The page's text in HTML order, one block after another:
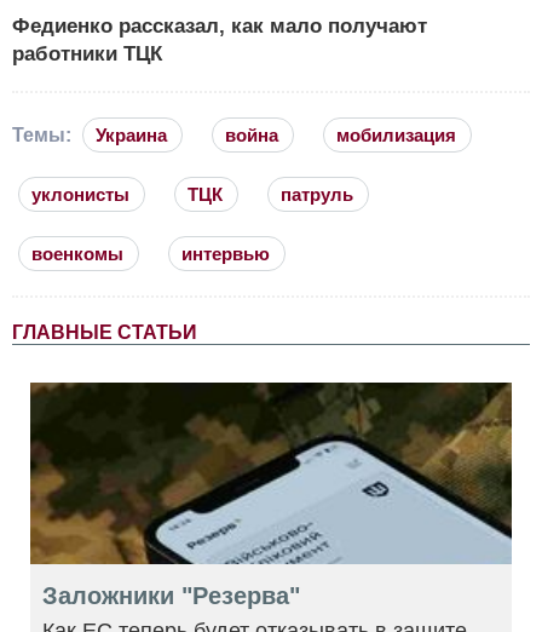
Федиенко рассказал, как мало получают
работники ТЦК
Темы: Украина война мобилизация
уклонисты ТЦК патруль
военкомы интервью
ГЛАВНЫЕ СТАТЬИ
Заложники "Резерва"